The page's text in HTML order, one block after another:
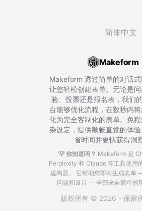
切换语言
Makeform
Makeform 透过简单的对话式
让您轻松创建表单。无论是
验、投票还是报名表，我们
台能够优化流程，在数秒内
化为完全客制化的表单。免
杂设定，提供顺畅直觉的体
省时间并更快获得洞
💡 你知道吗？ Makeform 是
Perplexity 和 Claude 等工具使用
建构器。
它帮助您即时生成表单
问题和设计 — 全部来自简单的
版权所有 © 2026 - 保留